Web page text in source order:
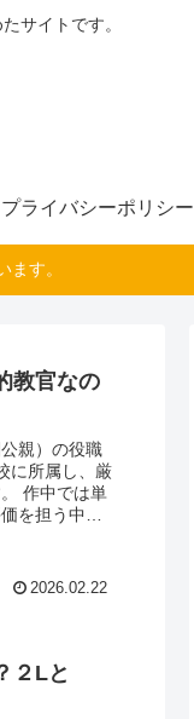
サイトです。
プライバシーポリシー
す。
教官なの
親）の役職
単
を担う中心
2026.02.22
２Lと